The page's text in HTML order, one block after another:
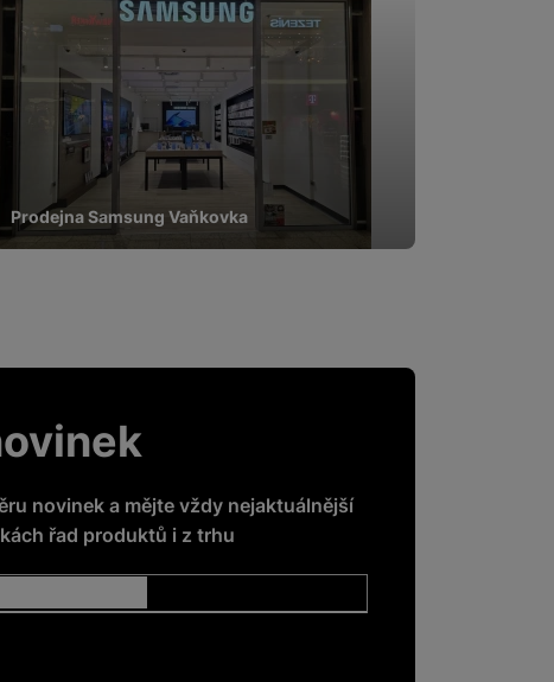
obsahy nebo reklamy jak
Prodejna Samsung Vaňkovka
novinek a mějte vždy nejaktuálnější
řad produktů i z trhu